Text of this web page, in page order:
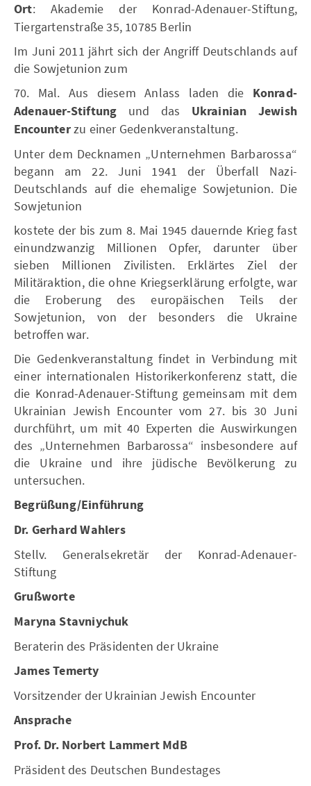
Ort: Akademie der Konrad-Adenauer-Stiftung,
Tiergartenstraße 35, 10785 Berlin
Im Juni 2011 jährt sich der Angriff Deutschlands auf
die Sowjetunion zum
70. Mal. Aus diesem Anlass laden die Konrad-
Adenauer-Stiftung und das Ukrainian Jewish
Encounterzu einer Gedenkveranstaltung.
Unter dem Decknamen „Unternehmen Barbarossa“
begann am 22. Juni 1941 der Überfall Nazi-
Deutschlands auf die ehemalige Sowjetunion. Die
Sowjetunion
kostete der bis zum 8. Mai 1945 dauernde Krieg fast
einundzwanzig Millionen Opfer, darunter über
sieben Millionen Zivilisten. Erklärtes Ziel der
Militäraktion, die ohne Kriegserklärung erfolgte, war
die Eroberung des europäischen Teils der
Sowjetunion, von der besonders die Ukraine
betroffen war.
Die Gedenkveranstaltung findet in Verbindung mit
einer internationalen Historikerkonferenz statt, die
die Konrad-Adenauer-Stiftung gemeinsam mit dem
Ukrainian Jewish Encounter vom 27. bis 30 Juni
durchführt, um mit 40 Experten die Auswirkungen
des „Unternehmen Barbarossa“ insbesondere auf
die Ukraine und ihre jüdische Bevölkerung zu
untersuchen.
Begrüßung/Einführung
Dr. Gerhard Wahlers
Stellv. Generalsekretär der Konrad-Adenauer-
Stiftung
Grußworte
Maryna Stavniychuk
Beraterin des Präsidenten der Ukraine
James Temerty
Vorsitzender der Ukrainian Jewish Encounter
Ansprache
Prof. Dr. Norbert Lammert MdB
Präsident des Deutschen Bundestages